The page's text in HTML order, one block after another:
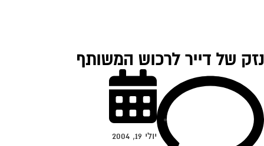
של דייר לרכוש המשותף
יולי 19, 2004